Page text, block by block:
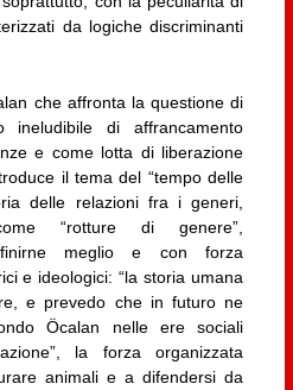
da logiche discriminanti
che affronta la questione di
ineludibile di affrancamento
e come lotta di liberazione
il tema del “tempo delle
delle relazioni fra i generi,
“rotture di genere”,
meglio e con forza
e ideologici: “la storia umana
e prevedo che in futuro ne
Öcalan nelle ere sociali
la forza organizzata
animali e a difendersi da